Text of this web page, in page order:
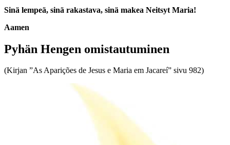
Sinä lempeä, sinä rakastava, sinä makea Neitsyt Maria!
Aamen
Pyhän Hengen omistautuminen
(Kirjan ”As Aparições de Jesus e Maria em Jacareí” sivu 982)